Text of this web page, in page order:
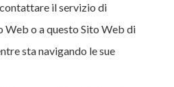
il servizio di
Web o a questo Sito Web di
sta navigando le sue